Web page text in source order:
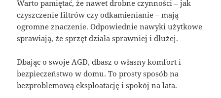
Warto pamiętać, że nawet drobne czynności – jak
czyszczenie filtrów czy odkamienianie – mają
ogromne znaczenie. Odpowiednie nawyki użytkowe
sprawiają, że sprzęt działa sprawniej i dłużej.
Dbając o swoje AGD, dbasz o własny komfort i
bezpieczeństwo w domu. To prosty sposób na
bezproblemową eksploatację i spokój na lata.